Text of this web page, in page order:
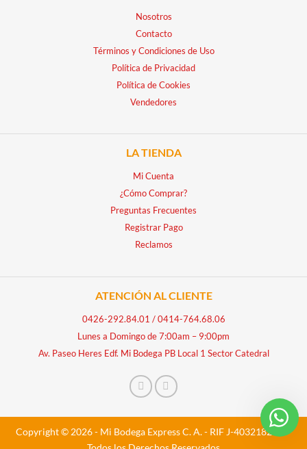
Nosotros
Contacto
Términos y Condiciones de Uso
Política de Privacidad
Política de Cookies
Vendedores
LA TIENDA
Mi Cuenta
¿Cómo Comprar?
Preguntas Frecuentes
Registrar Pago
Reclamos
ATENCIÓN AL CLIENTE
0426-292.84.01 /0414-764.68.06
Lunes a Domingo de 7:00am – 9:00pm
Av. Paseo Heres Edf. Mi Bodega PB Local 1 Sector Catedral
Copyright © 2026 - Mi Bodega Express C. A. - RIF J-40321828-5 -